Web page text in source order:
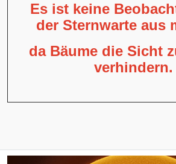
Es ist keine
der Sternwarte aus
da Bäume die Sicht
verhindern.